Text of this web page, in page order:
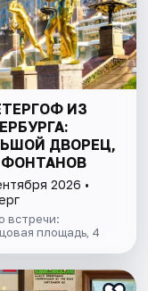
ИЗ
ДВОРЕЦ,
ФОНТАНОВ
2026 •
встречи:
площадь, 4